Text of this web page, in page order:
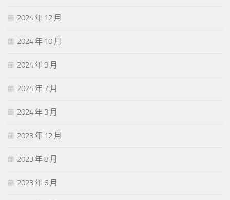
2024 年 12 月
2024 年 10 月
2024 年 9 月
2024 年 7 月
2024 年 3 月
2023 年 12 月
2023 年 8 月
2023 年 6 月